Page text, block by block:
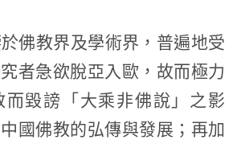
佛教界及學術界，普遍地受
者急欲脫亞入歐，故而極力
而毀謗「大乘非佛說」之影
國佛教的弘傳與發展；再加